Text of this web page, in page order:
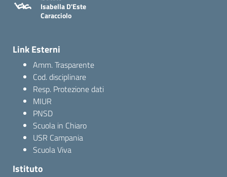
Isabella D'Este
Caracciolo
Link Esterni
Amm. Trasparente
Cod. disciplinare
Resp. Protezione dati
MIUR
PNSD
Scuola in Chiaro
USR Campania
Scuola Viva
Istituto